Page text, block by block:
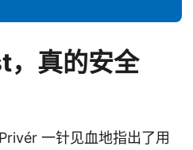
，真的安全
一针见血地指出了用